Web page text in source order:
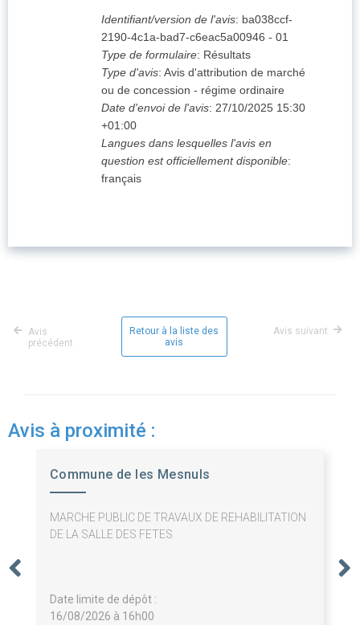
Identifiant/version de l'avis: ba038ccf-
2190-4c1a-bad7-c6eac5a00946 - 01
Type de formulaire: Résultats
Type d'avis: Avis d'attribution de marché
ou de concession - régime ordinaire
Date d'envoi de l'avis: 27/10/2025 15:30
+01:00
Langues dans lesquelles l'avis en
question est officiellement disponible:
français
Avis
précédent
Retour à la liste des
avis
Avis suivant
Avis à proximité :
Commune de les Mesnuls
MARCHE PUBLIC DE TRAVAUX DE REHABILITATION
DE LA SALLE DES FETES
Date limite de dépôt :
16/08/2026 à 16h00